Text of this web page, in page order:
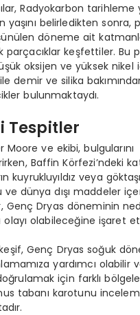
Radyokarbon
yaşını belirledikten sonra,
döneme ait
parçacıklar keşfettiler. Bu
oksijen ve yüksek
demir ve silika
bulunmaktaydı.
Tespitler
Moore ve ekibi, bulgularını
Baffin Körfezi’ndeki
kuyrukluyıldız veya
dünya dışı maddeler
Genç Dryas döneminin
olabileceğine işaret
Genç Dryas soğuk
yardımcı olabilir
için farklı
tabanı karotunu